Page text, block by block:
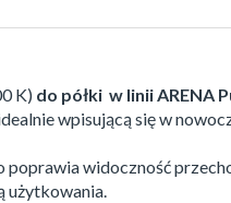
K) do półki w linii ARENA
wpisującą się w
poprawia widoczność
użytkowania.